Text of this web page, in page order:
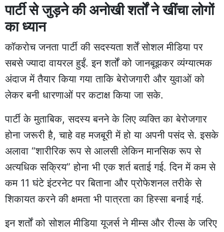
पार्टी से जुड़ने की अनोखी शर्तों ने खींचा लोगों
का ध्यान
कॉकरोच जनता पार्टी की सदस्यता शर्तें सोशल मीडिया पर
सबसे ज्यादा वायरल हुईं. इन शर्तों को जानबूझकर व्यंग्यात्मक
अंदाज में तैयार किया गया ताकि बेरोजगारी और युवाओं को
लेकर बनी धारणाओं पर कटाक्ष किया जा सके.
पार्टी के मुताबिक, सदस्य बनने के लिए व्यक्ति का बेरोजगार
होना जरूरी है, चाहे वह मजबूरी में हो या अपनी पसंद से. इसके
अलावा “शारीरिक रूप से आलसी लेकिन मानसिक रूप से
अत्यधिक सक्रिय” होना भी एक शर्त बताई गई. दिन में कम से
कम 11 घंटे इंटरनेट पर बिताना और प्रोफेशनल तरीके से
शिकायत करने की क्षमता भी पात्रता का हिस्सा बनाई गई.
इन शर्तों को सोशल मीडिया यूजर्स ने मीम्स और रील्स के जरिए